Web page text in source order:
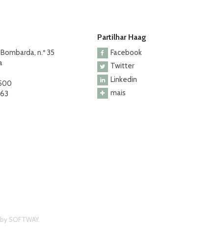
n.º 35
Partilhar Haag
Facebook
Twitter
Linkedin
mais
SOFTWAY.